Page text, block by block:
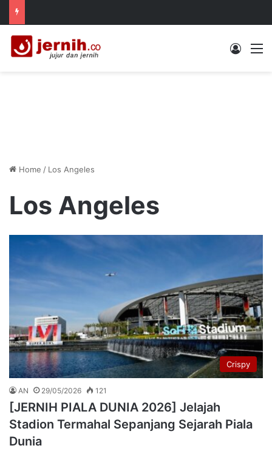
Log In
Home / Los Angeles
Los Angeles
Crispy
AN 29/05/2026 121
[JERNIH PIALA DUNIA 2026] Jelajah
Stadion Termahal Sepanjang Sejarah Piala
Dunia